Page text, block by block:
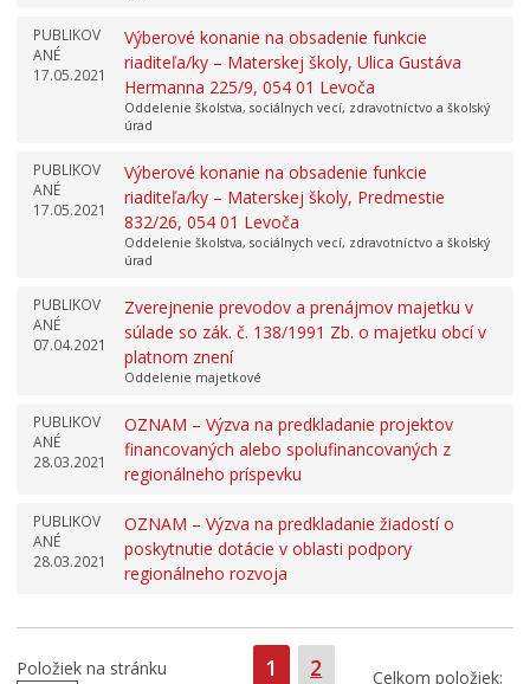
PUBLIKOV
ANÉ
17.05.2021
Výberové konanie na obsadenie funkcie
riaditeľa/ky – Materskej školy, Ulica Gustáva
Hermanna 225/9, 054 01 Levoča
Oddelenie školstva, sociálnych vecí, zdravotníctvo a školský
úrad
PUBLIKOV
ANÉ
17.05.2021
Výberové konanie na obsadenie funkcie
riaditeľa/ky – Materskej školy, Predmestie
832/26, 054 01 Levoča
Oddelenie školstva, sociálnych vecí, zdravotníctvo a školský
úrad
PUBLIKOV
ANÉ
07.04.2021
Zverejnenie prevodov a prenájmov majetku v
súlade so zák. č. 138/1991 Zb. o majetku obcí v
platnom znení
Oddelenie majetkové
PUBLIKOV
ANÉ
28.03.2021
OZNAM – Výzva na predkladanie projektov
financovaných alebo spolufinancovaných z
regionálneho príspevku
PUBLIKOV
ANÉ
28.03.2021
OZNAM – Výzva na predkladanie žiadostí o
poskytnutie dotácie v oblasti podpory
regionálneho rozvoja
Položiek na stránku Strana
1 Strana
2 Celkom položiek: